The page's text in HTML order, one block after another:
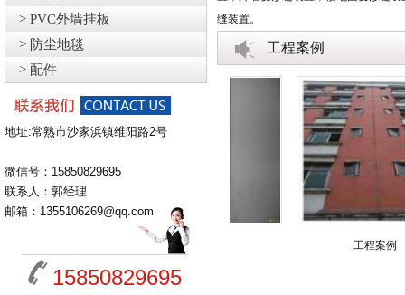
> PVC外墙挂板
> 防尘地毯
> 配件
地址:常熟市沙家浜镇维阳路2号
微信号：15850829695
联系人：郭经理
邮箱：1355106269@qq.com
15850829695
缝装置。
工程案例
工程案例